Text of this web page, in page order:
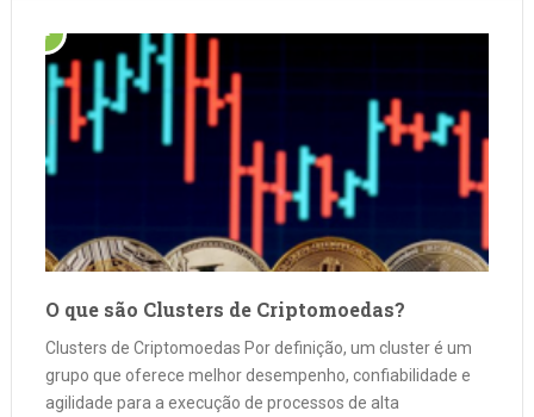
O que são Clusters de Criptomoedas?
Clusters de Criptomoedas Por definição, um cluster é um
grupo que oferece melhor desempenho, confiabilidade e
agilidade para a execução de processos de alta